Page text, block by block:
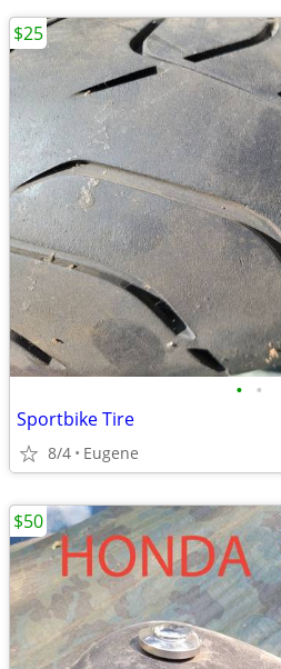
• •
Sportbike Tire
8/4 Eugene
$25
$50